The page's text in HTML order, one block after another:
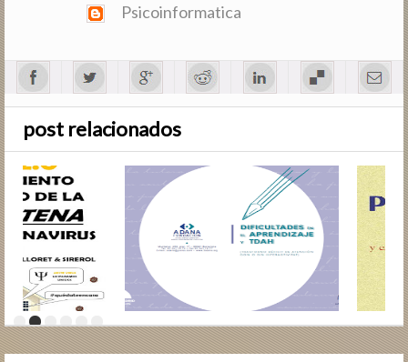
Psicoinformatica
post relacionados